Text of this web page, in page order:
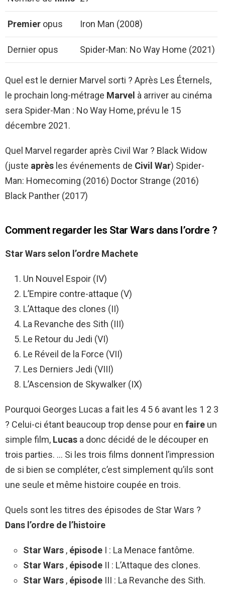
Premier opus Iron Man (2008)
Dernier opus Spider-Man: No Way Home (2021)
Quel est le dernier Marvel sorti ? Après Les Éternels,
le prochain long-métrage Marvel à arriver au cinéma
sera Spider-Man : No Way Home, prévu le 15
décembre 2021.
Quel Marvel regarder après Civil War ? Black Widow
(juste après les événements de Civil War) Spider-
Man: Homecoming (2016) Doctor Strange (2016)
Black Panther (2017)
Comment regarder les Star Wars dans l’ordre ?
Star Warsselon l’ordre Machete
Un Nouvel Espoir (IV)
L’Empire contre-attaque (V)
L’Attaque des clones (II)
La Revanche des Sith (III)
Le Retour du Jedi (VI)
Le Réveil de la Force (VII)
Les Derniers Jedi (VIII)
L’Ascension de Skywalker (IX)
Pourquoi Georges Lucas a fait les 4 5 6 avant les 1 2 3
? Celui-ci étant beaucoup trop dense pour en faire un
simple film, Lucas a donc décidé de le découper en
trois parties. … Si les trois films donnent l’impression
de si bien se compléter, c’est simplement qu’ils sont
une seule et même histoire coupée en trois.
Quels sont les titres des épisodes de Star Wars ?
Dans l’ordre de l’histoire
Star Wars , épisode I : La Menace fantôme.
Star Wars , épisode II : L’Attaque des clones.
Star Wars , épisode III : La Revanche des Sith.